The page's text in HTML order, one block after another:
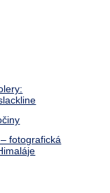
fotografická